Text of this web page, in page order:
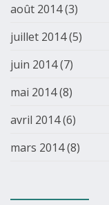
août 2014(3)
juillet 2014(5)
juin 2014(7)
mai 2014(8)
avril 2014(6)
mars 2014(8)